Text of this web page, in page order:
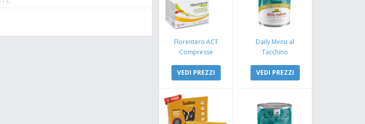
Florentero ACT
Compresse
VEDI PREZZI
Daily Menu al
Tacchino
VEDI PREZZI